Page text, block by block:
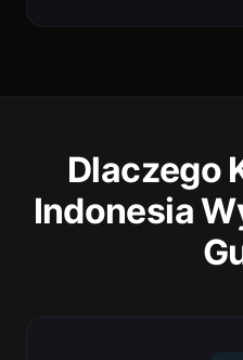
Dlaczego
Indonesia